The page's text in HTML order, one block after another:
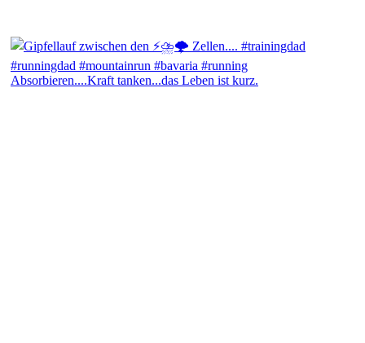
Absorbieren....Kraft tanken...das Leben ist kurz.